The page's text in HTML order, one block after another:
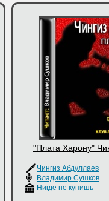
"Плата Харону"
Чингиз Абдуллаев
Владимир Сушков
Нигде не купишь